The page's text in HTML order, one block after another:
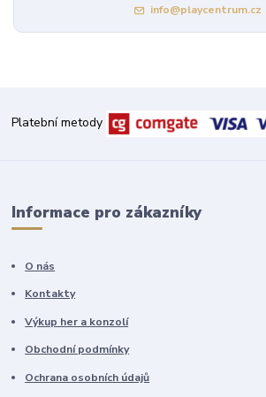
info@playcentrum.cz
Platební metody
Informace pro zákazníky
O nás
Kontakty
Výkup her a konzolí
Obchodní podmínky
Ochrana osobních údajů